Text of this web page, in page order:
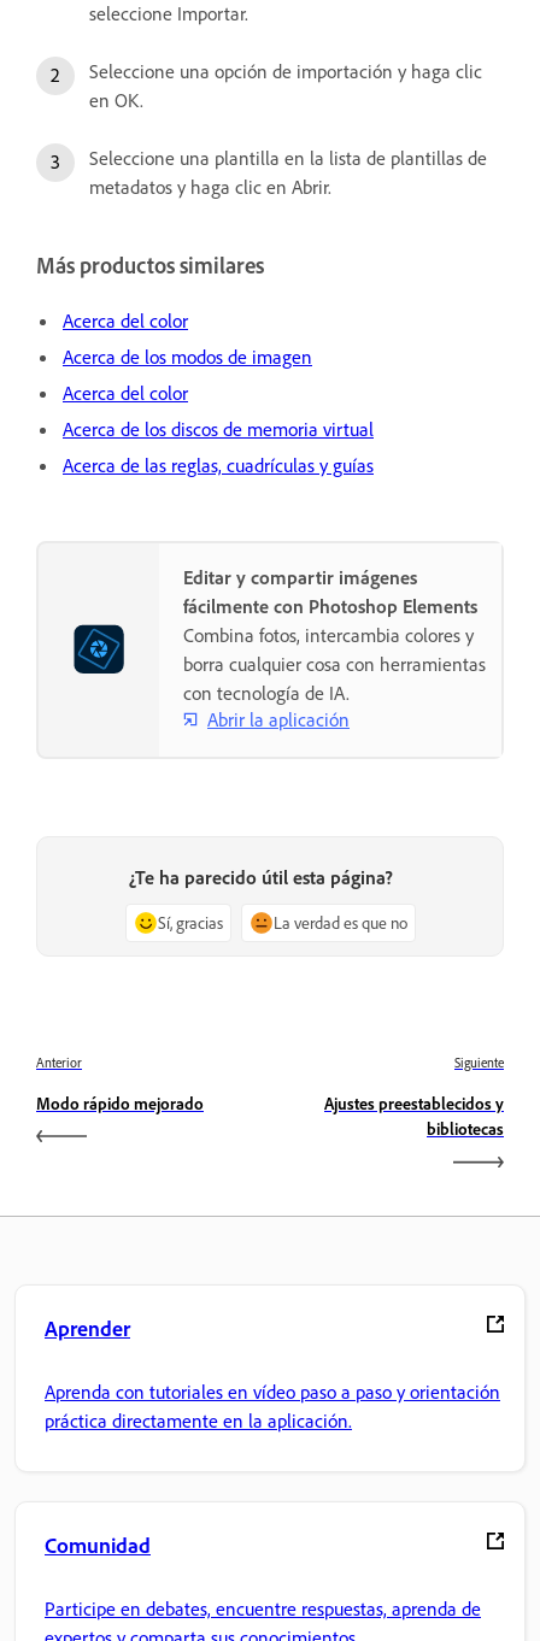
seleccione Importar.
Seleccione una opción de importación y haga clic
en OK.
Seleccione una plantilla en la lista de plantillas de
metadatos y haga clic en Abrir.
Más productos similares
Acerca del color
Acerca de los modos de imagen
Acerca del color
Acerca de los discos de memoria virtual
Acerca de las reglas, cuadrículas y guías
Editar y compartir imágenes
fácilmente con Photoshop Elements
Combina fotos, intercambia colores y
borra cualquier cosa con herramientas
con tecnología de IA.
Abrir la aplicación
¿Te ha parecido útil esta página?
Sí, gracias La verdad es que no
Anterior
Modo rápido mejorado
Siguiente
Ajustes preestablecidos y
bibliotecas
Aprender
Aprenda con tutoriales en vídeo paso a paso y orientación
práctica directamente en la aplicación.
Comunidad
Participe en debates, encuentre respuestas, aprenda de